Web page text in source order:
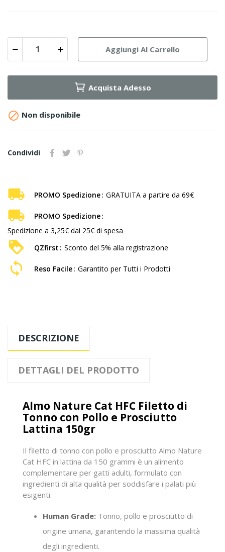
Aggiungi Al Carrello
Acquista Adesso
 Non disponibile
Condividi
PROMO Spedizione GRATUITA a partire da 69€
PROMO Spedizione
Spedizione a 3,25€ dai 25€ di spesa
QZfirst
Sconto del 5% alla registrazione
Reso Facile Garantito per Tutti i Prodotti
DESCRIZIONE
DETTAGLI DEL PRODOTTO
Almo Nature Cat HFC Filetto di
Tonno con Pollo e Prosciutto
Lattina 150gr
Il filetto di tonno con pollo e prosciutto Almo Nature
Cat HFC in lattina da 150 grammi è un alimento
complementare per gatti adulti, formulato con
ingredienti di alta qualità per soddisfare i palati più
esigenti.
Human Grade: Tonno, pollo e prosciutto di
origine umana, garantendo la massima qualità
degli ingredienti.